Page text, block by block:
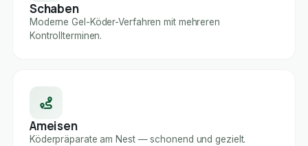
Schaben
Moderne Gel-Köder-Verfahren mit mehreren
Kontrollterminen.
Ameisen
Köderpräparate am Nest — schonend und gezielt.